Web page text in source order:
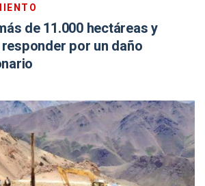
de 11.000 hectáreas y
por un daño